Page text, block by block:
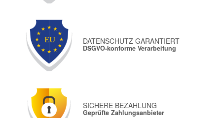
DATENSCHUTZ GARANTIERT
DSGVO-konforme Verarbeitung
SICHERE BEZAHLUNG
Geprüfte Zahlungsanbieter